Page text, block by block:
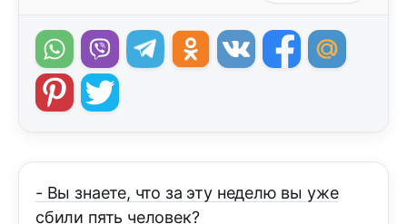
- Вы знаете, что за эту неделю вы уже
сбили пять человек?